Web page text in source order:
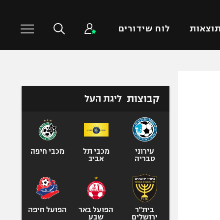
תוצאות לוח שידורים
טניס
כדורעף
ספורט אולימפי
קבוצות ליגת העל
עירוני
טבריה
מכבי תל
אביב
מכבי חיפה
בית"ר
ירושלים
הפועל באר
שבע
הפועל חיפה